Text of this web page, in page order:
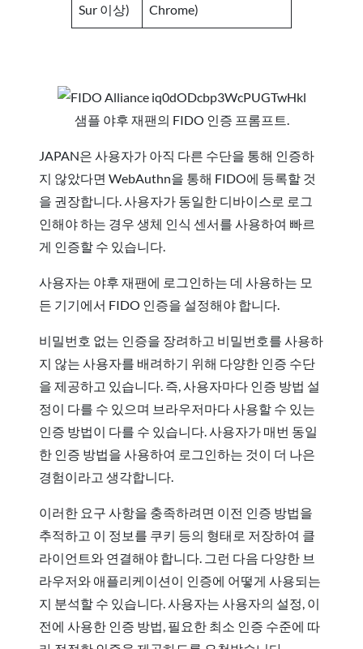
Sur 이상)
Chrome)
샘플 야후 재팬의 FIDO 인증 프롬프트.
JAPAN은 사용자가 아직 다른 수단을 통해 인증하
지 않았다면 WebAuthn을 통해 FIDO에 등록할 것
을 권장합니다. 사용자가 동일한 디바이스로 로그
인해야 하는 경우 생체 인식 센서를 사용하여 빠르
게 인증할 수 있습니다.
사용자는 야후 재팬에 로그인하는 데 사용하는 모
든 기기에서 FIDO 인증을 설정해야 합니다.
비밀번호 없는 인증을 장려하고 비밀번호를 사용하
지 않는 사용자를 배려하기 위해 다양한 인증 수단
을 제공하고 있습니다. 즉, 사용자마다 인증 방법 설
정이 다를 수 있으며 브라우저마다 사용할 수 있는
인증 방법이 다를 수 있습니다. 사용자가 매번 동일
한 인증 방법을 사용하여 로그인하는 것이 더 나은
경험이라고 생각합니다.
이러한 요구 사항을 충족하려면 이전 인증 방법을
추적하고 이 정보를 쿠키 등의 형태로 저장하여 클
라이언트와 연결해야 합니다. 그런 다음 다양한 브
라우저와 애플리케이션이 인증에 어떻게 사용되는
지 분석할 수 있습니다. 사용자는 사용자의 설정, 이
전에 사용한 인증 방법, 필요한 최소 인증 수준에 따